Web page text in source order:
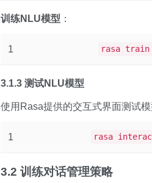
训练NLU模型 ：
1 rasa
3.1.3 测试NLU模型
使用Rasa提供的交互式界面测试模
1 rasa
3.2 训练对话管理策略